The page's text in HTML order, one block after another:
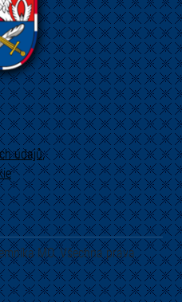
údajů
MO. Všechna práva